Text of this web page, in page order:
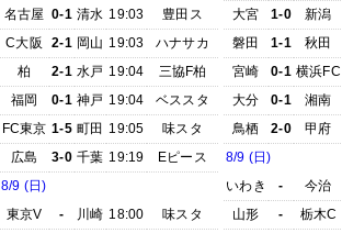
名古屋 0-1 清水 19:03
豊田ス
C大阪
2-1 岡山 19:03
ハナサカ
柏
2-1 水戸 19:04
三協F柏
福岡
0-1 神戸 19:04
ベススタ
FC東京 1-5 町田 19:05
味スタ
広島
3-0 千葉 19:19
Eピース
8/9 (日)
東京V
- 川崎 18:00
味スタ
大宮
1-0
新潟
磐田
1-1
秋田
宮崎
0-1 横浜FC
大分
0-1
湘南
鳥栖
2-0
甲府
8/9 (日)
いわき
-
今治
山形
- 栃木C